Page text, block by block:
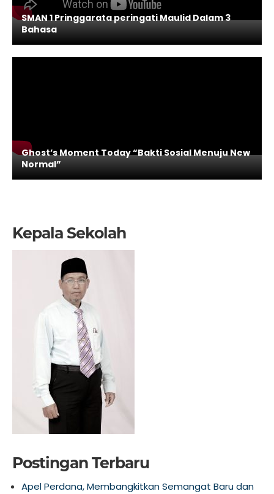
SMAN 1 Pringgarata peringati Maulid Dalam 3
Bahasa
Ghost’s Moment Today “Bakti Sosial Menuju New
Normal”
Kepala Sekolah
Postingan Terbaru
Apel Perdana, Membangkitkan Semangat Baru dan